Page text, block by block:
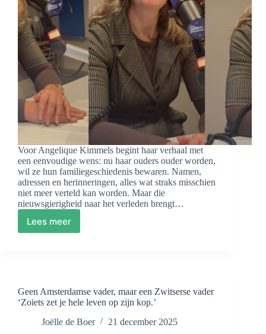
Voor Angelique Kimmels begint haar verhaal met
een eenvoudige wens: nu haar ouders ouder worden,
wil ze hun familiegeschiedenis bewaren. Namen,
adressen en herinneringen, alles wat straks misschien
niet meer verteld kan worden. Maar die
nieuwsgierigheid naar het verleden brengt…
Lees meer
Familie
Aflevering
2:
Overleden,
afgestaan…
Geen Amsterdamse vader, maar een Zwitserse vader
‘Zoiets zet je hele leven op zijn kop.’
Joëlle de Boer
21 december 2025